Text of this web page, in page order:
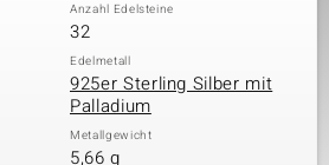
Anzahl Edelsteine
32
Edelmetall
925er Sterling Silber mit
Palladium
Metallgewicht
5,66 g